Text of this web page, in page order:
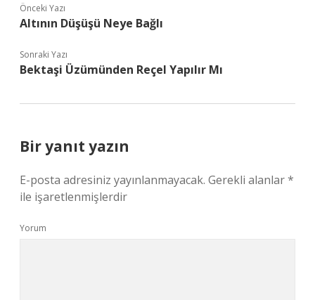
Önceki Yazı
Altının Düşüşü Neye Bağlı
Sonraki Yazı
Bektaşi Üzümünden Reçel Yapılır Mı
Bir yanıt yazın
E-posta adresiniz yayınlanmayacak. Gerekli alanlar*
ile işaretlenmişlerdir
Yorum